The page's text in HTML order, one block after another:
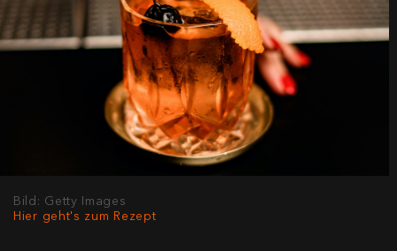
Bild: Getty Images
Hier geht's zum Rezept